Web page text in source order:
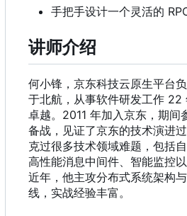
手把手设计一个灵活的
讲师介绍
何小锋 ， 京东科技云原生平台
于北航，从事软件研发工作 22
卓越。2011 年加入京东，期间
备战，见证了京东的技术演进
克过很多技术领域难题，包括
高性能消息中间件、智能监控以
近年，他主攻分布式系统架构
线，实战经验丰富。